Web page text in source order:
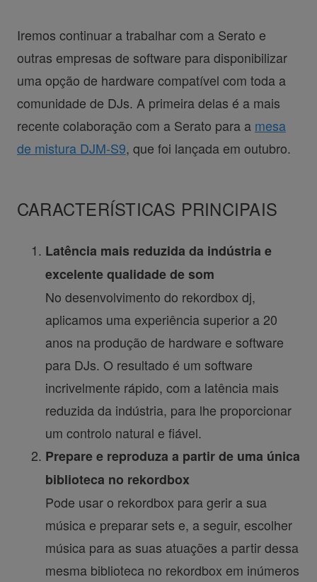
Iremos continuar a trabalhar com a Serato e
outras empresas de software para disponibilizar
uma opção de hardware compatível com toda a
comunidade de DJs. A primeira delas é a mais
recente colaboração com a Serato para a mesa
de mistura DJM-S9, que foi lançada em outubro.
CARACTERÍSTICAS PRINCIPAIS
Latência mais reduzida da indústria e
excelente qualidade de som
No desenvolvimento do rekordbox dj,
aplicamos uma experiência superior a 20
anos na produção de hardware e software
para DJs. O resultado é um software
incrivelmente rápido, com a latência mais
reduzida da indústria, para lhe proporcionar
um controlo natural e fiável.
Prepare e reproduza a partir de uma única
biblioteca no rekordbox
Pode usar o rekordbox para gerir a sua
música e preparar sets e, a seguir, escolher
música para as suas atuações a partir dessa
mesma biblioteca no rekordbox em inúmeros